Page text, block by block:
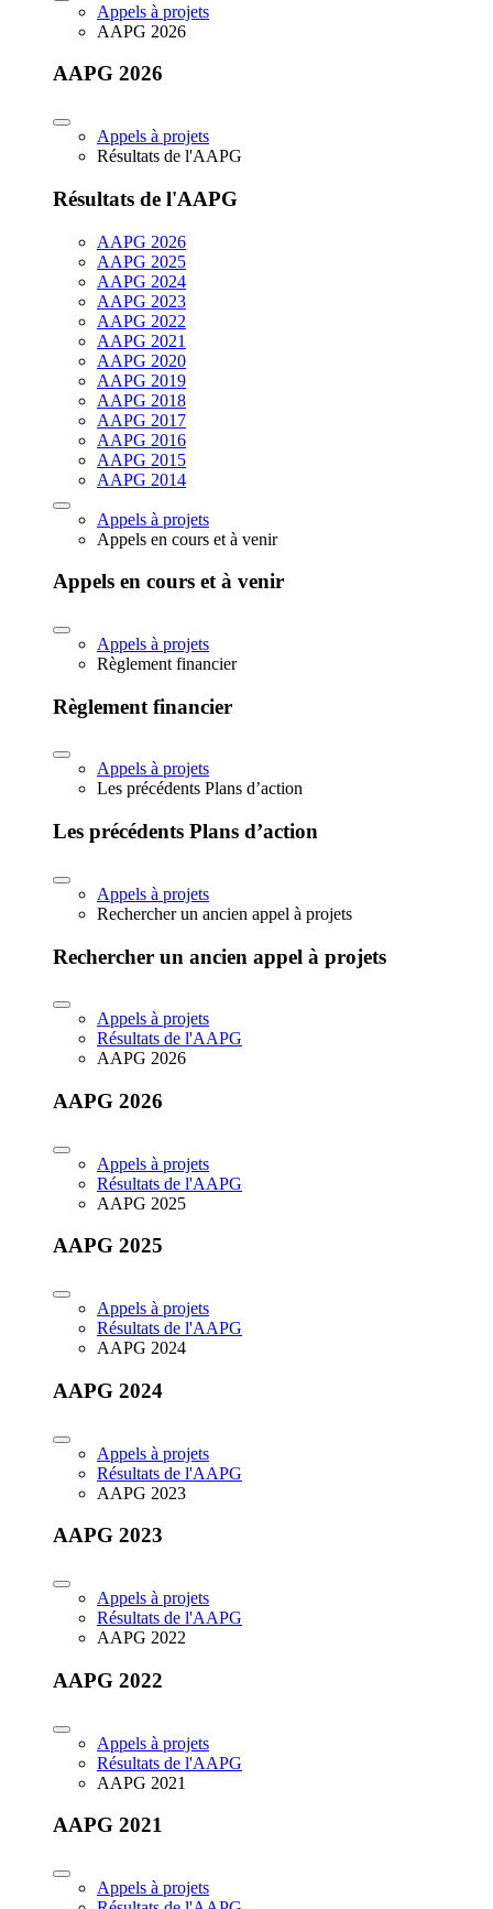
Appels à projets
AAPG 2026
AAPG 2026
Appels à projets
Résultats de l'AAPG
Résultats de l'AAPG
AAPG 2026
AAPG 2025
AAPG 2024
AAPG 2023
AAPG 2022
AAPG 2021
AAPG 2020
AAPG 2019
AAPG 2018
AAPG 2017
AAPG 2016
AAPG 2015
AAPG 2014
Appels à projets
Appels en cours et à venir
Appels en cours et à venir
Appels à projets
Règlement financier
Règlement financier
Appels à projets
Les précédents Plans d’action
Les précédents Plans d’action
Appels à projets
Rechercher un ancien appel à projets
Rechercher un ancien appel à projets
Appels à projets
Résultats de l'AAPG
AAPG 2026
AAPG 2026
Appels à projets
Résultats de l'AAPG
AAPG 2025
AAPG 2025
Appels à projets
Résultats de l'AAPG
AAPG 2024
AAPG 2024
Appels à projets
Résultats de l'AAPG
AAPG 2023
AAPG 2023
Appels à projets
Résultats de l'AAPG
AAPG 2022
AAPG 2022
Appels à projets
Résultats de l'AAPG
AAPG 2021
AAPG 2021
Appels à projets